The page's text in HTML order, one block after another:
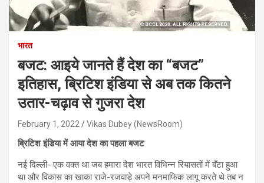
भारत
बजट: आइये जानते हैं देश का “बजट”
इतिहास, ब्रिटिश इंडिया से अब तक कितने
उतार-चढ़ाव से गुजरा देश
February 1, 2022 Vikas Dubey (NewsRoom)
ब्रिटिश इंडिया में आया देश का पहला बजट
नई दिल्ली- एक वक्त था जब हमारा देश भारत विभिन्न रियासतों में बँटा हुआ
था और विकास का खाका राजे-रजवाड़े अपने मनमाफिक लागू करते थे तब न